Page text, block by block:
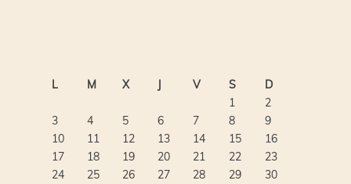
L M X J V S
D
1
2
3
4 5 6 7 8
9
10
11 12 13 14 15
16
17
18 19 20 21 22
23
24
25 26 27 28 29
30